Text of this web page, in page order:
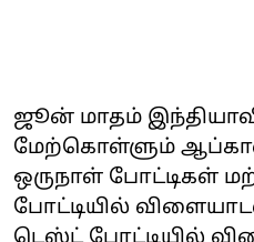
ஜூன் மாதம்
மேற்கொள்ளும்
ஒருநாள் போட்டிகள்
போட்டியில்